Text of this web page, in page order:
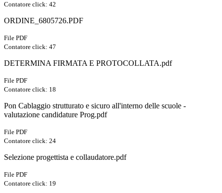
Contatore click: 42
ORDINE_6805726.PDF
File PDF
Contatore click: 47
DETERMINA FIRMATA E PROTOCOLLATA.pdf
File PDF
Contatore click: 18
Pon Cablaggio strutturato e sicuro all'interno delle scuole -
valutazione candidature Prog.pdf
File PDF
Contatore click: 24
Selezione progettista e collaudatore.pdf
File PDF
Contatore click: 19